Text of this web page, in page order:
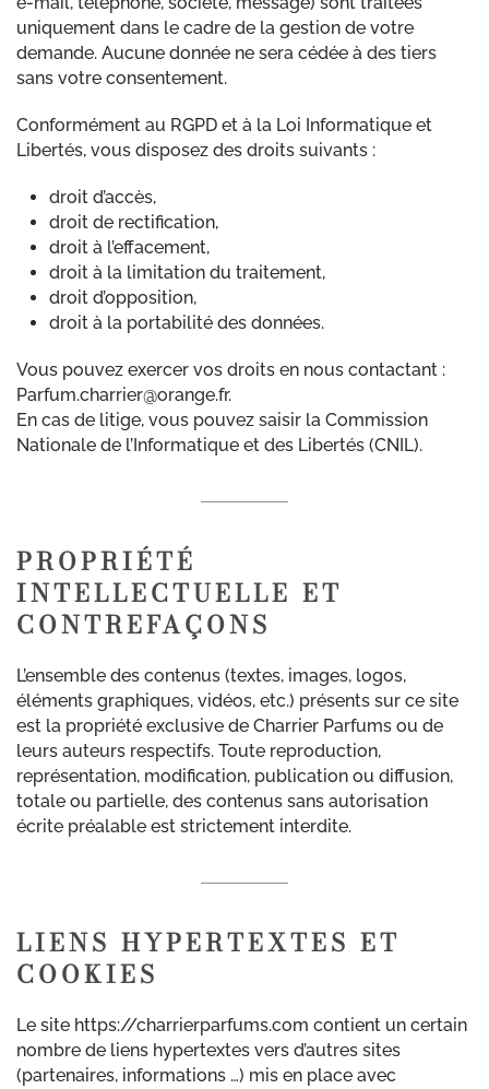
uniquement dans le cadre de la gestion de votre
demande. Aucune donnée ne sera cédée à des tiers
sans votre consentement.
Conformément au RGPD et à la Loi Informatique et
Libertés, vous disposez des droits suivants :
droit d’accès,
droit de rectification,
droit à l’effacement,
droit à la limitation du traitement,
droit d’opposition,
droit à la portabilité des données.
Vous pouvez exercer vos droits en nous contactant :
Parfum.charrier@orange.fr.
En cas de litige, vous pouvez saisir la Commission
Nationale de l’Informatique et des Libertés (CNIL).
PROPRIÉTÉ
INTELLECTUELLE ET
CONTREFAÇONS
L’ensemble des contenus (textes, images, logos,
éléments graphiques, vidéos, etc.) présents sur ce site
est la propriété exclusive de Charrier Parfums ou de
leurs auteurs respectifs. Toute reproduction,
représentation, modification, publication ou diffusion,
totale ou partielle, des contenus sans autorisation
écrite préalable est strictement interdite.
LIENS HYPERTEXTES ET
COOKIES
Le site https://charrierparfums.com contient un certain
nombre de liens hypertextes vers d’autres sites
(partenaires, informations …) mis en place avec